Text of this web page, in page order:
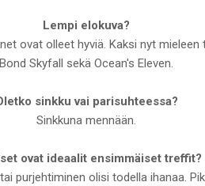
Lempi elokuva?
ovat olleet hyviä. Kaksi nyt
Bond Skyfall sekä Ocean's Eleven.
sinkku vai parisuhteessa?
Sinkkuna mennään.
ovat ideaalit ensimmäiset treffit?
purjehtiminen olisi todella ihanaa.